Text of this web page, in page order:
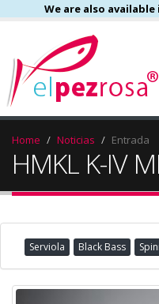
We are also
Home Noticias Entrada
HMKL K-IV
Serviola Black Bass